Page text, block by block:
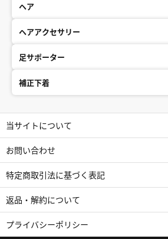
ヘア
ヘアアクセサリー
足サポーター
補正下着
当サイトについて
お問い合わせ
特定商取引法に基づく表記
返品・解約について
プライバシーポリシー